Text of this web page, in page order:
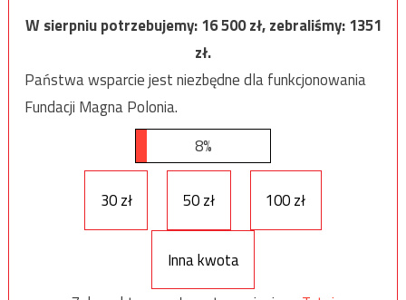
W sierpniu potrzebujemy:16 500zł, zebraliśmy:1351
zł.
Państwa wsparcie jest niezbędne dla funkcjonowania
Fundacji Magna Polonia.
8%
30 zł 50 zł 100 zł
Inna kwota